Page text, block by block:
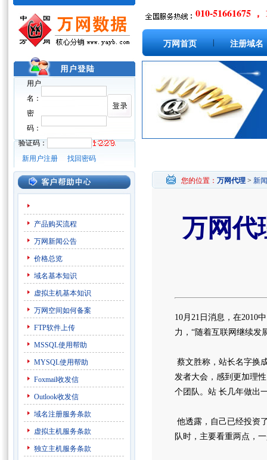
用户
名：
密
码：
验证码：
新用户注册
找回密码
010-51661675 ，
万网首页 注册域名
产品购买流程
万网新闻公告
价格总览
域名基本知识
虚拟主机基本知识
万网空间如何备案
FTP软件上传
MSSQL使用帮助
MYSQL使用帮助
Foxmail收发信
Outlook收发信
域名注册服务条款
虚拟主机服务条款
独立主机服务条款
您的位置： 万网代理 > 新
万网代
10月21日消息，在2010
力，“随着互联网继续发
蔡文胜称，站长名字换
发者大会，感到更加理
个团队。站 长几年做出
他透露，自己已经投资
队时，主要看重两点，